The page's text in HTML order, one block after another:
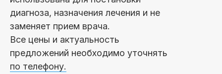
диагноза, назначения лечения и не
заменяет прием врача.
Все цены и актуальность
предложений необходимо уточнять
по телефону.